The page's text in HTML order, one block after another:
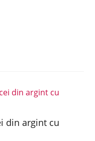
din argint cu